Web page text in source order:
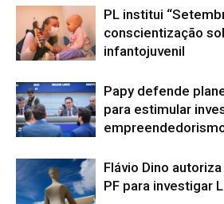
PL institui
conscientização
infantojuvenil
Papy defende
para estimular
Flávio Dino
PF para investigar